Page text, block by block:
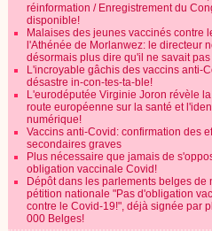
réinformation / Enregistrement du
disponible!
Malaises des jeunes vaccinés contre
l'Athénée de Morlanwez: le directeur
désormais plus dire qu'il ne savait pas
L'incroyable gâchis des vaccins anti-
désastre in-con-tes-ta-ble!
L'eurodéputée Virginie Joron révèle
route européenne sur la santé et
numérique!
Vaccins anti-Covid: confirmation des
secondaires graves
Plus nécessaire que jamais de
obligation vaccinale Covid!
Dépôt dans les parlements belges de
pétition nationale "Pas d'obligation
contre le Covid-19!", déjà signée par
000 Belges!